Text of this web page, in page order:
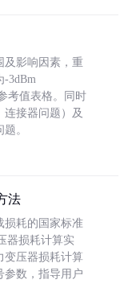
及影响因素，重
-3dBm
考值表格。同时
接器问题）及
。
法
损耗的国家标准
器损耗计算实
变压器损耗计算
参数，指导用户